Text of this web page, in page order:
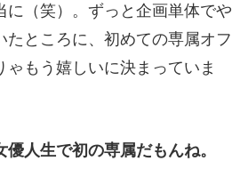
に（笑）。ずっと企画単体でや
たところに、初めての専属オフ
ゃもう嬉しいに決まっていま
生で初の専属だもんね。